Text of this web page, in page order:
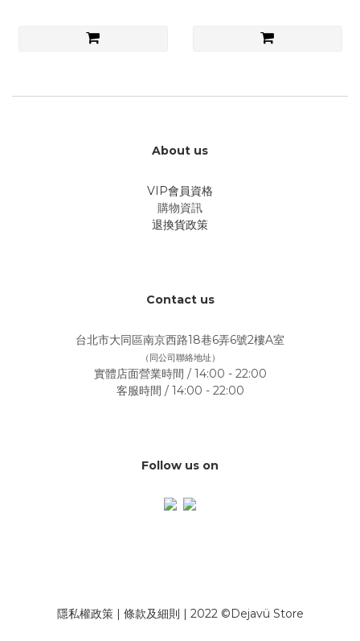
About us
VIP會員資格
購物資訊
退換貨政策
Contact us
台北市大同區南京西路18巷6弄6號2樓A室
（同公司聯絡地址）
實體店面營業時間 / 14:00 - 22:00
客服時間 / 14:00 - 22:00
Follow us on
隱私權政策| 條款及細則 | 2022 ©Dejavü Store